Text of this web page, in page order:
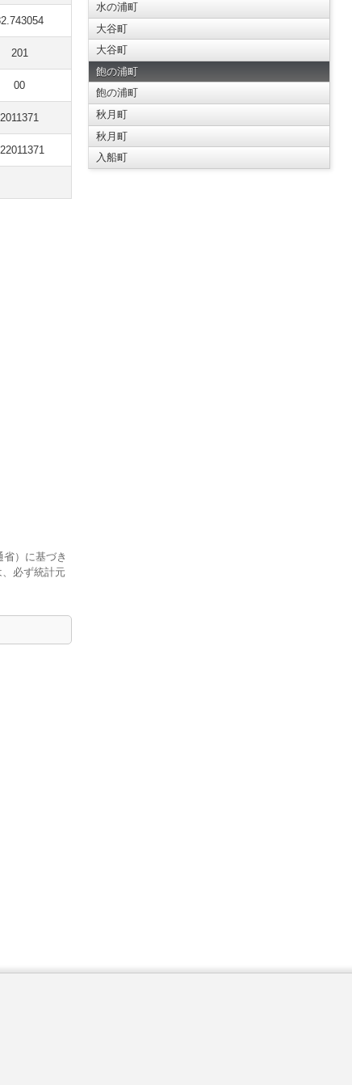
201
00
2011371
）に基づき
必ず統計元
水の浦町
大谷町
大谷町
飽の浦町
飽の浦町
秋月町
秋月町
入船町